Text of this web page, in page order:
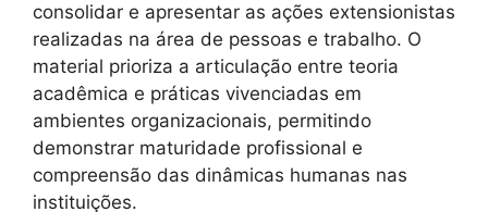
consolidar e apresentar as ações extensionistas
realizadas na área de pessoas e trabalho. O
material prioriza a articulação entre teoria
acadêmica e práticas vivenciadas em
ambientes organizacionais, permitindo
demonstrar maturidade profissional e
compreensão das dinâmicas humanas nas
instituições.